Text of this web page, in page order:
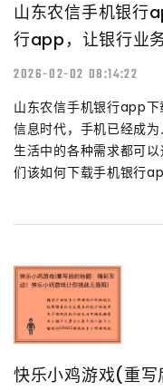
山东农信手机银行
行app，让银行业
2026-02-02 08:14:22
山东农信手机银行app
信息时代，手机已经成
生活中的各种需求都可
们该如何下载手机银行
快乐小鸡游戏(重写